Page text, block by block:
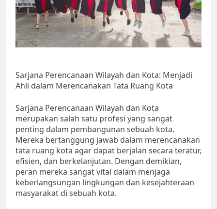
Sarjana Perencanaan Wilayah dan Kota: Menjadi
Ahli dalam Merencanakan Tata Ruang Kota
Sarjana Perencanaan Wilayah dan Kota
merupakan salah satu profesi yang sangat
penting dalam pembangunan sebuah kota.
Mereka bertanggung jawab dalam merencanakan
tata ruang kota agar dapat berjalan secara teratur,
efisien, dan berkelanjutan. Dengan demikian,
peran mereka sangat vital dalam menjaga
keberlangsungan lingkungan dan kesejahteraan
masyarakat di sebuah kota.